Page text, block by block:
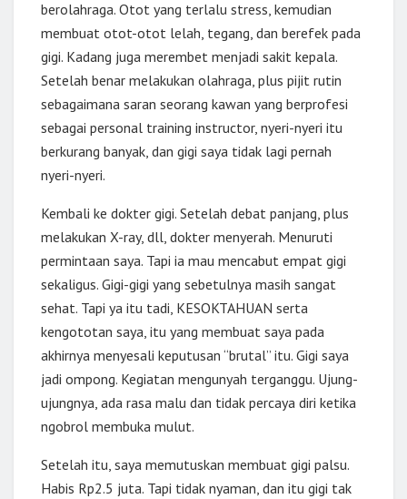
berolahraga. Otot yang terlalu stress, kemudian
membuat otot-otot lelah, tegang, dan berefek pada
gigi. Kadang juga merembet menjadi sakit kepala.
Setelah benar melakukan olahraga, plus pijit rutin
sebagaimana saran seorang kawan yang berprofesi
sebagai personal training instructor, nyeri-nyeri itu
berkurang banyak, dan gigi saya tidak lagi pernah
nyeri-nyeri.
Kembali ke dokter gigi. Setelah debat panjang, plus
melakukan X-ray, dll, dokter menyerah. Menuruti
permintaan saya. Tapi ia mau mencabut empat gigi
sekaligus. Gigi-gigi yang sebetulnya masih sangat
sehat. Tapi ya itu tadi, KESOKTAHUAN serta
kengototan saya, itu yang membuat saya pada
akhirnya menyesali keputusan “brutal” itu. Gigi saya
jadi ompong. Kegiatan mengunyah terganggu. Ujung-
ujungnya, ada rasa malu dan tidak percaya diri ketika
ngobrol membuka mulut.
Setelah itu, saya memutuskan membuat gigi palsu.
Habis Rp2.5 juta. Tapi tidak nyaman, dan itu gigi tak